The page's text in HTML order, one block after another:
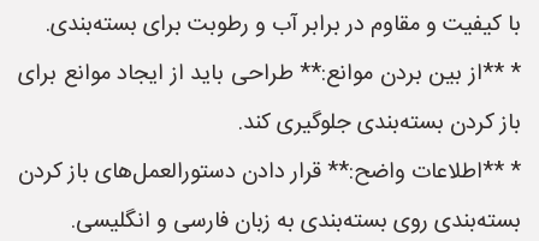
با کیفیت و مقاوم در برابر آب و رطوبت برای بسته‌بندی.
* **از بین بردن موانع:** طراحی باید از ایجاد موانع برای
باز کردن بسته‌بندی جلوگیری کند.
* **اطلاعات واضح:** قرار دادن دستورالعمل‌های باز کردن
بسته‌بندی روی بسته‌بندی به زبان فارسی و انگلیسی.